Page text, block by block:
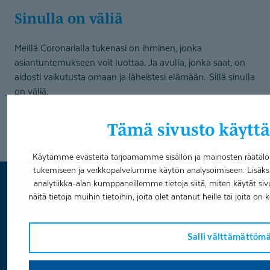
Tämä sivusto
Käytämme evästeitä tarjoamamme sisällön ja mainosten
tukemiseen ja verkkopalvelumme käytön analysoimiseen.
analytiikka-alan kumppaneillemme tietoja siitä, miten käytät
näitä tietoja muihin tietoihin, joita olet antanut heille tai joita on
Salli
Sinulla on väliä
Meillä Coronarialla tukenasi on ihminen, jonka
asiantuntemukseen voit luottaa. Ja avulla, jonka saat, on
aidosti vaikutusta omaan ja läheistesi elämään. Sillä sinulla
on väliä.
Lue lisää tavastamme toimia
Tulevat tapahtumat
Webinaari:
tukena
1. syys